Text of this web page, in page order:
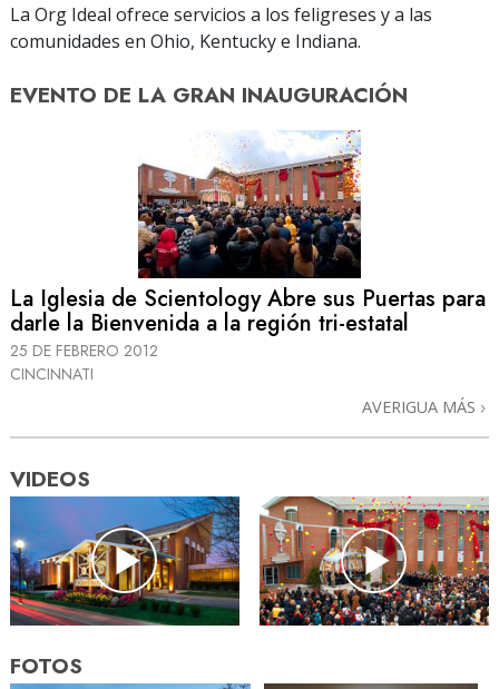
La Org Ideal ofrece servicios a los feligreses y a las
comunidades en Ohio, Kentucky e Indiana.
EVENTO DE LA GRAN INAUGURACIÓN
La Iglesia de Scientology Abre sus Puertas para
darle la Bienvenida a la región tri-estatal
25 DE FEBRERO 2012
CINCINNATI
AVERIGUA MÁS
VIDEOS
FOTOS